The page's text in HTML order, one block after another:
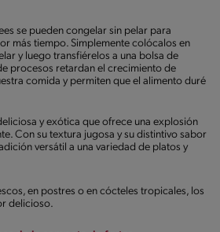
se pueden congelar sin pelar para
más tiempo. Simplemente colócalos en
y luego transfiérelos a una bolsa de
procesos retardan el crecimiento de
comida y permiten que el alimento duré
y exótica que ofrece una explosión
Con su textura jugosa y su distintivo sabor
versátil a una variedad de platos y
en postres o en cócteles tropicales, los
delicioso.